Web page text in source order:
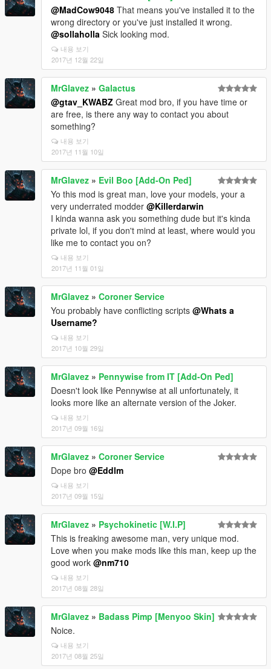
@MadCow9048 That means you've installed it to the
wrong directory or you've just installed it wrong.
@sollaholla Sick looking mod.
내용 보기
2017년 12월 22일
MrGlavez » Galactus
@gtav_KWABZ Great mod bro, if you have time or
are free, is there any way to contact you about
something?
내용 보기
2017년 11월 10일
MrGlavez » Evil Boo [Add-On Ped]
Yo this mod is great man, love your models, your a
very underrated modder @Killerdarwin
I kinda wanna ask you something dude but it's kinda
private lol, if you don't mind at least, where would you
like me to contact you on?
내용 보기
2017년 11월 01일
MrGlavez » Coroner Service
You probably have conflicting scripts @Whats a
Username?
내용 보기
2017년 10월 29일
MrGlavez » Pennywise from IT [Add-On Ped]
Doesn't look like Pennywise at all unfortunately, it
looks more like an alternate version of the Joker.
내용 보기
2017년 09월 16일
MrGlavez » Coroner Service
Dope bro @Eddlm
내용 보기
2017년 09월 15일
MrGlavez » Psychokinetic [W.I.P]
This is freaking awesome man, very unique mod.
Love when you make mods like this man, keep up the
good work @nm710
내용 보기
2017년 08월 28일
MrGlavez » Badass Pimp [Menyoo Skin]
Noice.
내용 보기
2017년 08월 25일